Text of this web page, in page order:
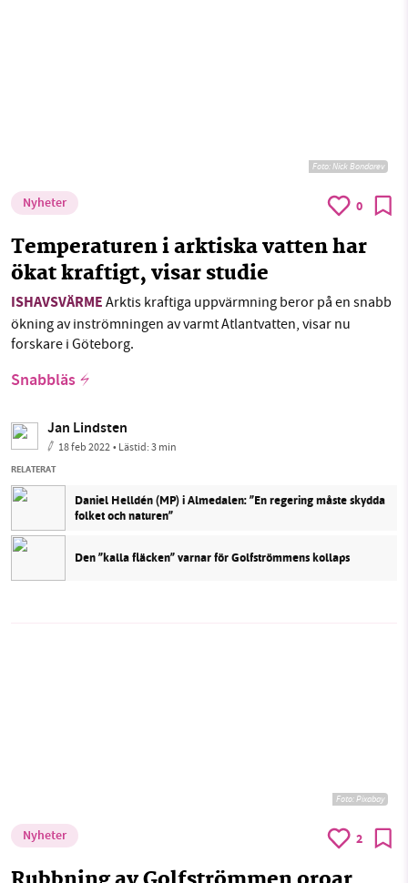
Foto: Nick Bondarev
Nyheter 0
Temperaturen i arktiska vatten har
ökat kraftigt, visar studie
ISHAVSVÄRME Arktis kraftiga uppvärmning beror på en snabb
ökning av inströmningen av varmt Atlantvatten, visar nu
forskare i Göteborg.
Snabbläs
Jan Lindsten
18 feb 2022• Lästid:3 min
RELATERAT
Daniel Helldén (MP) i Almedalen: ”En regering måste skydda
folket och naturen”
Den ”kalla fläcken” varnar för Golfströmmens kollaps
Foto:Pixabay
Nyheter 2